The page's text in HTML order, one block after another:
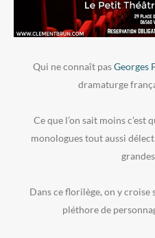
Qui ne connaît pasGeorges
dramaturge
Ce que l’on sait moins c’est
monologues tout aussi
Dans ce florilège, on y croise
pléthore de